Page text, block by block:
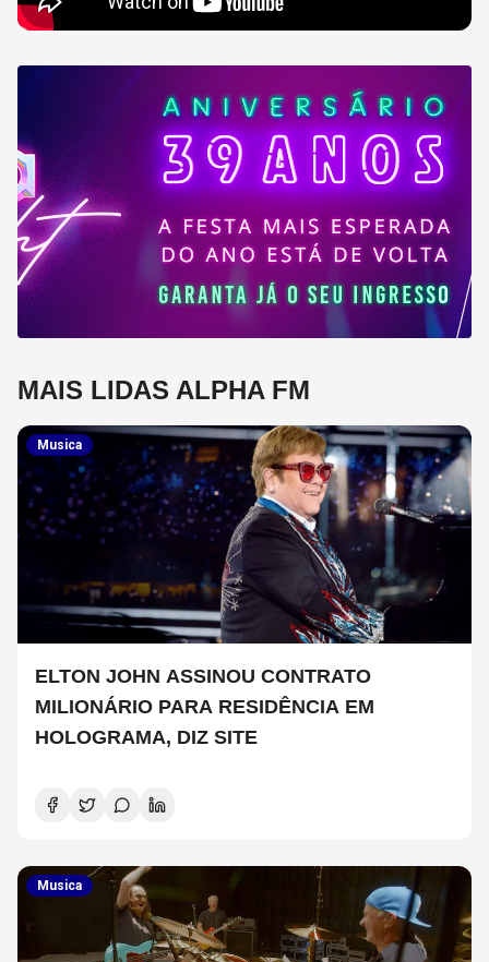
MAIS LIDAS ALPHA FM
Musica
ELTON JOHN ASSINOU CONTRATO
MILIONÁRIO PARA RESIDÊNCIA EM
HOLOGRAMA, DIZ SITE
Musica